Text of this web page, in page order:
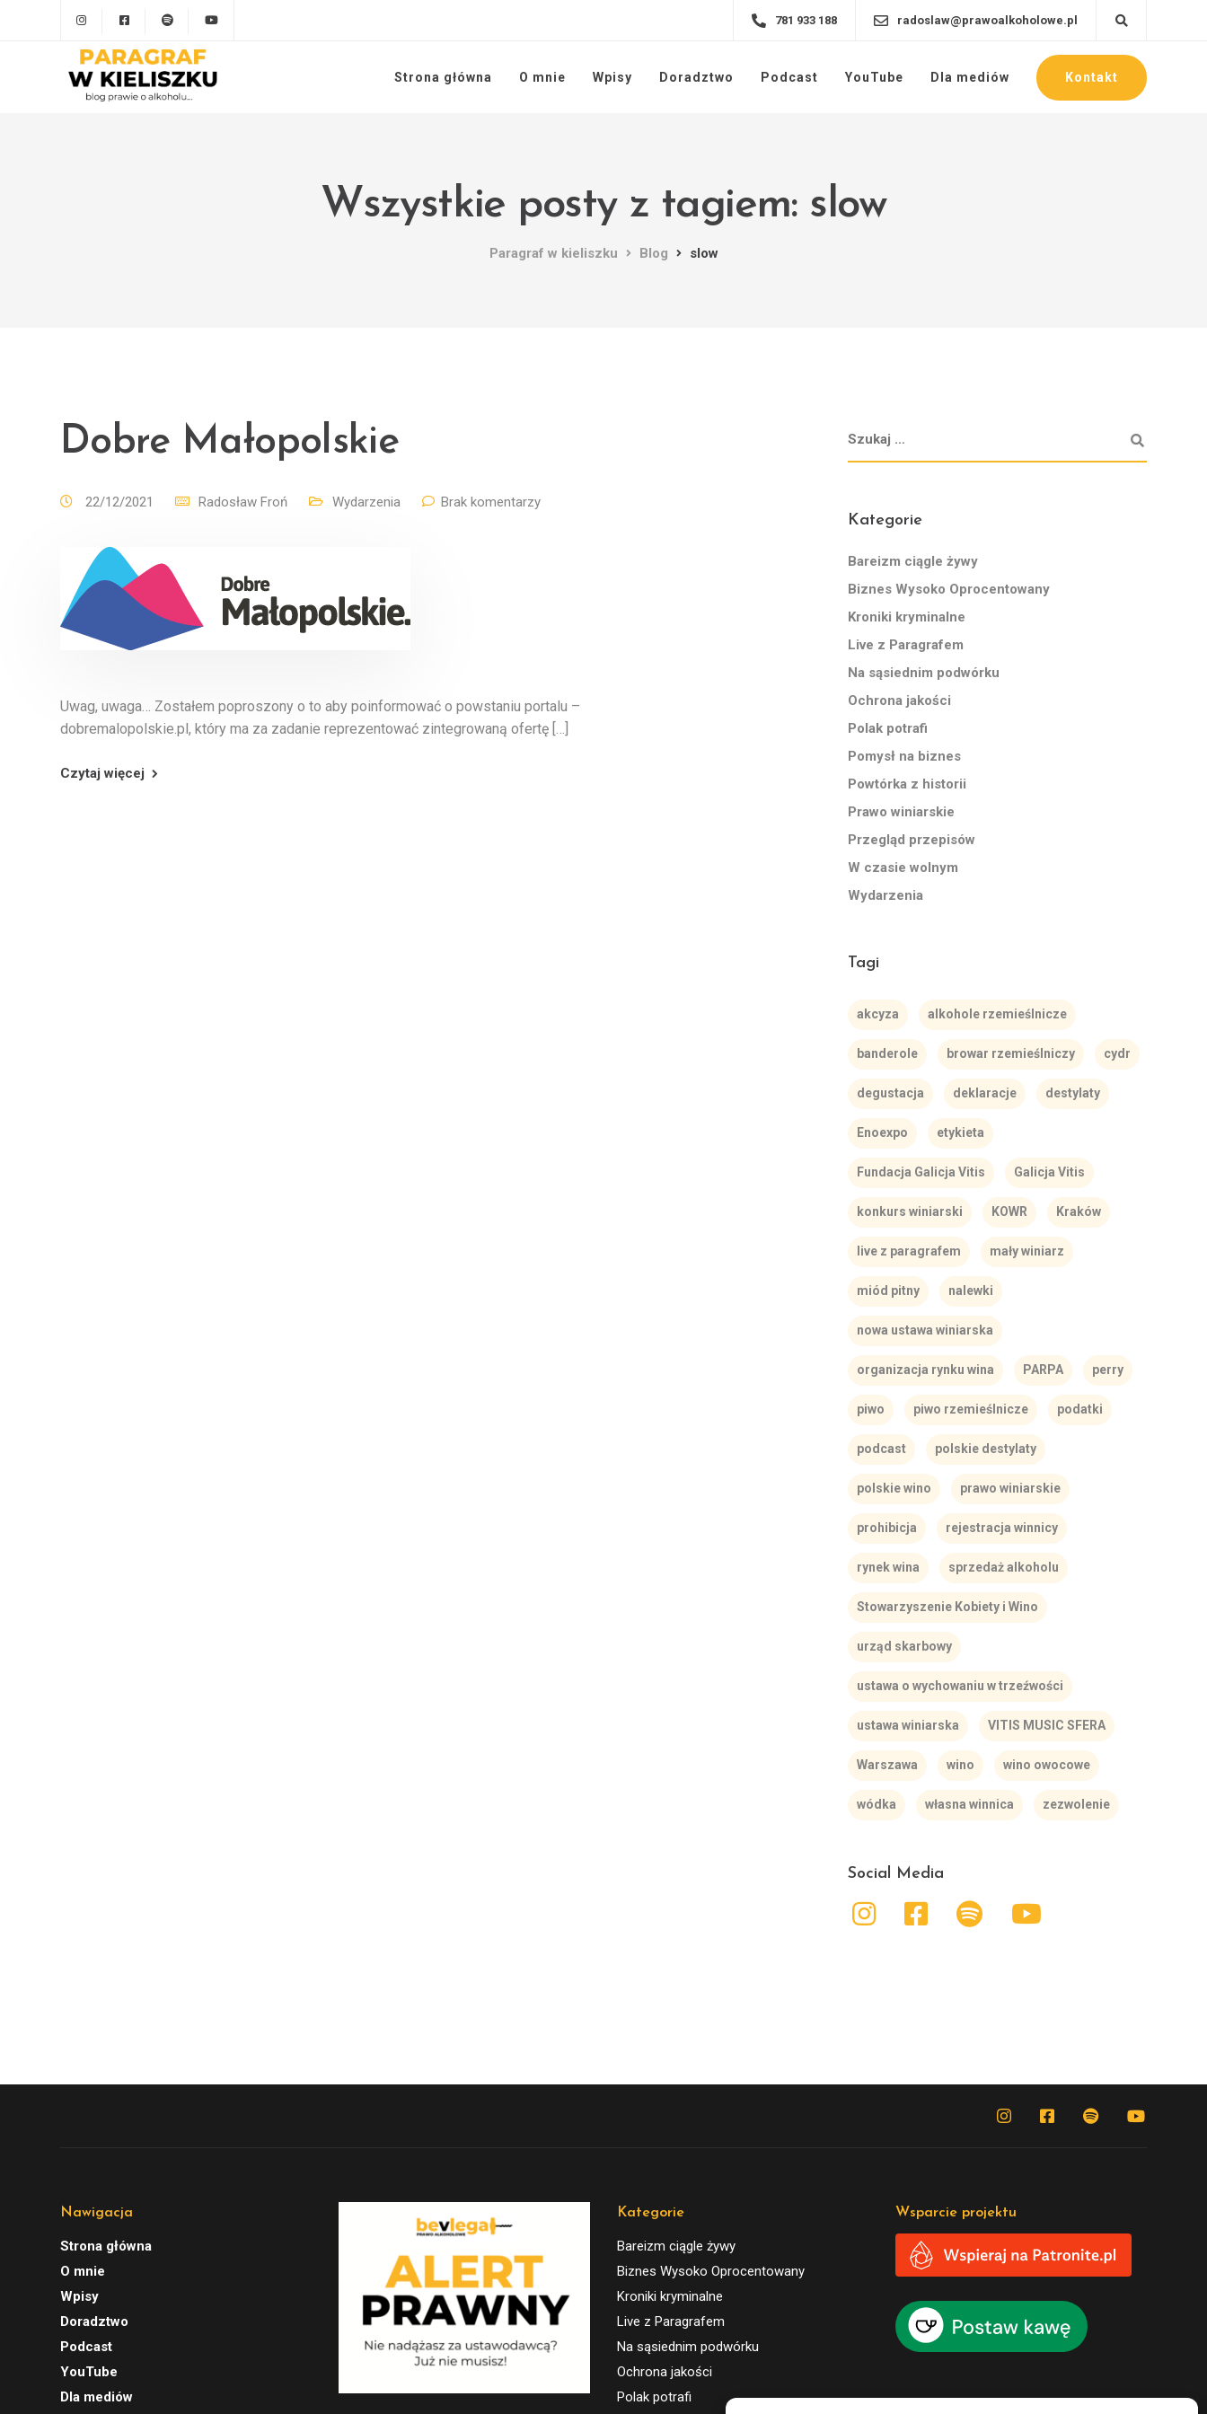
781 933 188 radoslaw@prawoalkoholowe.pl
Strona główna O mnie Wpisy Doradztwo Podcast YouTube Dla mediów Kontakt
Wszystkie posty z tagiem: slow
Paragraf w kieliszku Blog slow
Dobre Małopolskie
22/12/2021 Radosław Froń Wydarzenia Brak komentarzy
Uwag, uwaga… Zostałem poproszony o to aby poinformować o powstaniu portalu –
dobremalopolskie.pl, który ma za zadanie reprezentować zintegrowaną ofertę […]
Czytaj więcej
Kategorie
Bareizm ciągle żywy
Biznes Wysoko Oprocentowany
Kroniki kryminalne
Live z Paragrafem
Na sąsiednim podwórku
Ochrona jakości
Polak potrafi
Pomysł na biznes
Powtórka z historii
Prawo winiarskie
Przegląd przepisów
W czasie wolnym
Wydarzenia
Tagi
akcyza alkohole rzemieślnicze
banderole browar rzemieślniczy cydr
degustacja deklaracje destylaty
Enoexpo etykieta
Fundacja Galicja Vitis Galicja Vitis
konkurs winiarski KOWR Kraków
live z paragrafem mały winiarz
miód pitny nalewki
nowa ustawa winiarska
organizacja rynku wina PARPA perry
piwo piwo rzemieślnicze podatki
podcast polskie destylaty
polskie wino prawo winiarskie
prohibicja rejestracja winnicy
rynek wina sprzedaż alkoholu
Stowarzyszenie Kobiety i Wino
urząd skarbowy
ustawa o wychowaniu w trzeźwości
ustawa winiarska VITIS MUSIC SFERA
Warszawa wino wino owocowe
wódka własna winnica zezwolenie
Social Media
Nawigacja
Strona główna
O mnie
Wpisy
Doradztwo
Podcast
YouTube
Dla mediów
Kategorie
Bareizm ciągle żywy
Biznes Wysoko Oprocentowany
Kroniki kryminalne
Live z Paragrafem
Na sąsiednim podwórku
Ochrona jakości
Polak potrafi
Wsparcie projektu